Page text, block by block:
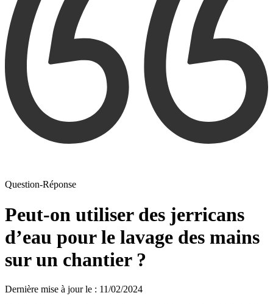
Question-Réponse
Peut-on utiliser des jerricans
d’eau pour le lavage des mains
sur un chantier ?
Dernière mise à jour le : 11/02/2024